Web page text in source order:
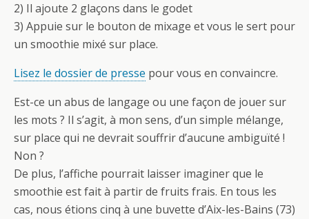
2) Il ajoute 2 glaçons dans le godet
3) Appuie sur le bouton de mixage et vous le sert pour
un smoothie mixé sur place.
Lisez le dossier de presse pour vous en convaincre.
Est-ce un abus de langage ou une façon de jouer sur
les mots ? Il s’agit, à mon sens, d’un simple mélange,
sur place qui ne devrait souffrir d’aucune ambiguïté !
Non ?
De plus, l’affiche pourrait laisser imaginer que le
smoothie est fait à partir de fruits frais. En tous les
cas, nous étions cinq à une buvette d’Aix-les-Bains (73)